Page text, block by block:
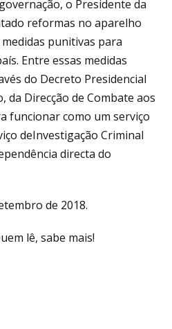
o Presidente da
reformas no aparelho
punitivas para
Entre essas medidas
do Decreto Presidencial
da Direcção de Combate aos
funcionar como um serviço
deInvestigação Criminal
directa do
de 2018.
lê, sabe mais!